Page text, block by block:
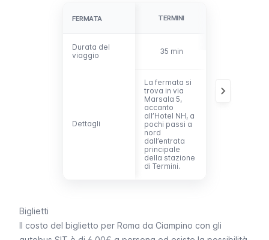
FERMATA
Durata del
viaggio
Dettagli
FERMATA TERMINI
Durata del
viaggio
35 min
Dettagli
La fermata si
trova in via
Marsala 5,
accanto
all’Hotel NH, a
pochi passi a
nord
dall’entrata
principale
della stazione
di Termini.
trova in via
Biglietti
Il costo del biglietto per Roma da Ciampino con gli